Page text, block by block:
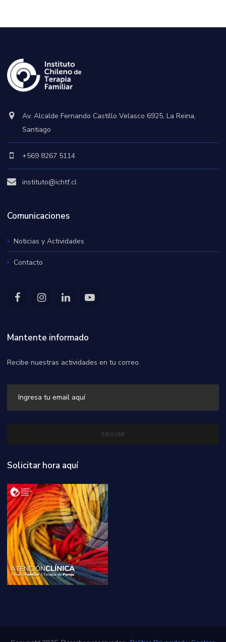
Av. Alcalde Fernando Castillo Velasco 6925, La Reina,
Santiago
+569 8267 5114
instituto@ichtf.cl
Comunicaciones
Noticias y Actividades
Contacto
Mantente informado
Recibe nuestras actividades en tu correo.
Solicitar hora aquí